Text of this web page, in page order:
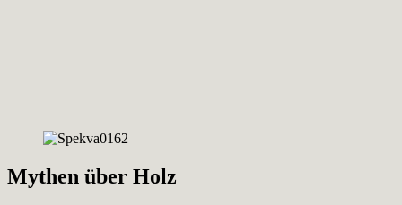
Mythen über Holz